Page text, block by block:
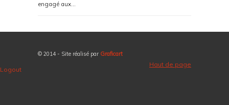
engagé aux...
© 2014 - Site réalisé par Graficart
Haut de page
Logout